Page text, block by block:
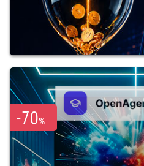
-70%